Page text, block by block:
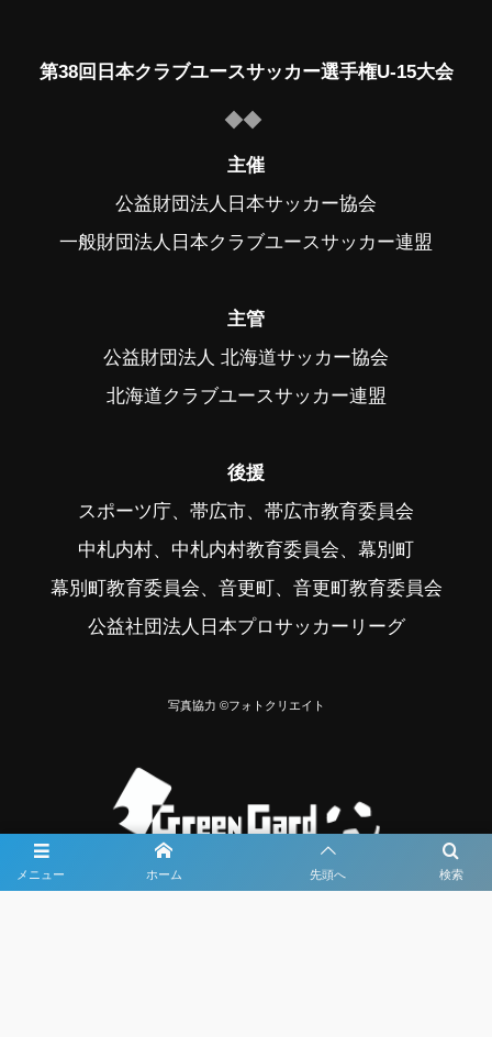
メニュー 検索
ホーム 先頭へ
第38回日本クラブユースサッカー選手権U-15大会
主催
公益財団法人日本サッカー協会
一般財団法人日本クラブユースサッカー連盟
主管
公益財団法人 北海道サッカー協会
北海道クラブユースサッカー連盟
後援
スポーツ庁、帯広市、帯広市教育委員会
中札内村、中札内村教育委員会、幕別町
幕別町教育委員会、音更町、音更町教育委員会
公益社団法人日本プロサッカーリーグ
写真協力 ©フォトクリエイト